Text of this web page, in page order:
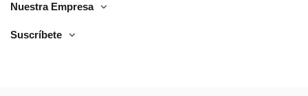
Nuestra Empresa
Suscríbete